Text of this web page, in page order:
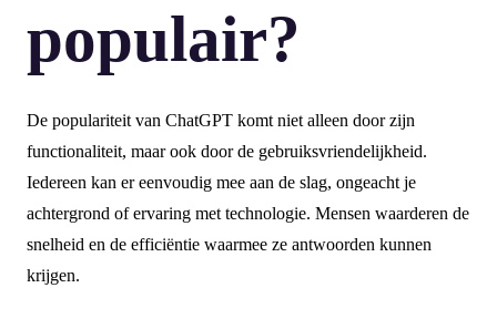
populair?
De populariteit van ChatGPT komt niet alleen door zijn
functionaliteit, maar ook door de gebruiksvriendelijkheid.
Iedereen kan er eenvoudig mee aan de slag, ongeacht je
achtergrond of ervaring met technologie. Mensen waarderen de
snelheid en de efficiëntie waarmee ze antwoorden kunnen
krijgen.